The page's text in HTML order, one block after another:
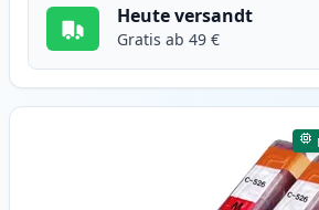
Heute versandt
Gratis ab 49 €